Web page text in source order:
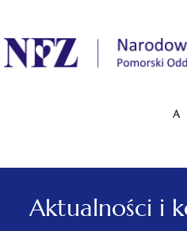
.
A
Aktualności i